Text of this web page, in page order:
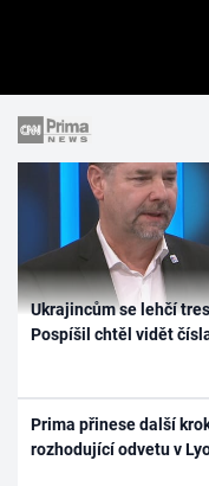
Ukrajincům se lehčí
Pospíšil chtěl vidět
Prima přinese další
rozhodující odvetu v